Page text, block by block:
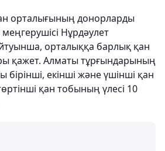
орталығының донорларды
Нұрдәулет
орталыққа барлық қан
қажет. Алматы тұрғындарының
екінші және үшінші қан
қан тобының үлесі 10